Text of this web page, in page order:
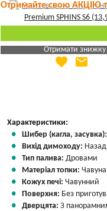
Отримайте свою АКЦІЮ
Отримати знижку
Яка Ваша ціна
favorite email
Характеристики:
Шибер (кагла,
Вихід димоходу:
Тип палива: Дровами
Матеріал топки: Чавуна
Кожух печі: Чавунний
Поверхня: Без
Дверцята: З